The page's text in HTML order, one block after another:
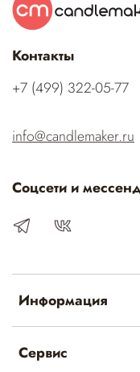
Информация
Сервис
Контакты
‭+7 (499) 322-05-77‬
info@candlemaker.ru
Соцсети и